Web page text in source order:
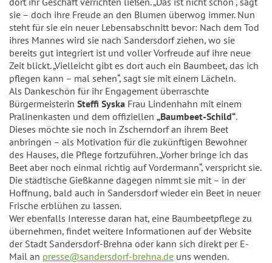
sie – doch ihre Freude an den Blumen überwog immer. Nun
steht für sie ein neuer Lebensabschnitt bevor: Nach dem Tod
ihres Mannes wird sie nach Sandersdorf ziehen, wo sie
bereits gut integriert ist und voller Vorfreude auf ihre neue
Zeit blickt. „Vielleicht gibt es dort auch ein Baumbeet, das ich
pflegen kann – mal sehen“, sagt sie mit einem Lächeln.
Als Dankeschön für ihr Engagement überraschte
Bürgermeisterin Steffi Syska Frau Lindenhahn mit einem
Pralinenkasten und dem offiziellen „Baumbeet-Schild“.
Dieses möchte sie noch in Zscherndorf an ihrem Beet
anbringen – als Motivation für die zukünftigen Bewohner
des Hauses, die Pflege fortzuführen. „Vorher bringe ich das
Beet aber noch einmal richtig auf Vordermann“, verspricht sie.
Die städtische Gießkanne dagegen nimmt sie mit – in der
Hoffnung, bald auch in Sandersdorf wieder ein Beet in neuer
Frische erblühen zu lassen.
Wer ebenfalls Interesse daran hat, eine Baumbeetpflege zu
übernehmen, findet weitere Informationen auf der Website
der Stadt Sandersdorf-Brehna oder kann sich direkt per E-
Mail an presse@sandersdorf-brehna.de uns wenden.